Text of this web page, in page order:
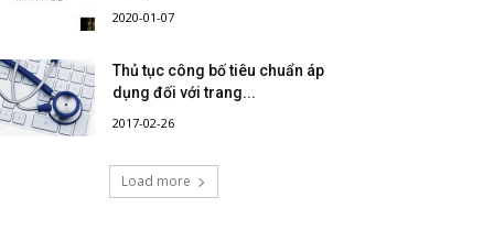
2020-01-07
Thủ tục công bố tiêu chuẩn áp
dụng đối với trang...
2017-02-26
Load more